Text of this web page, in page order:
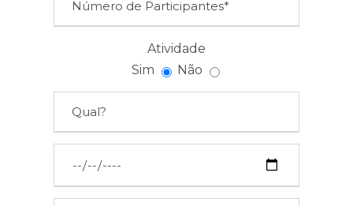
Atividade
Sim
Não